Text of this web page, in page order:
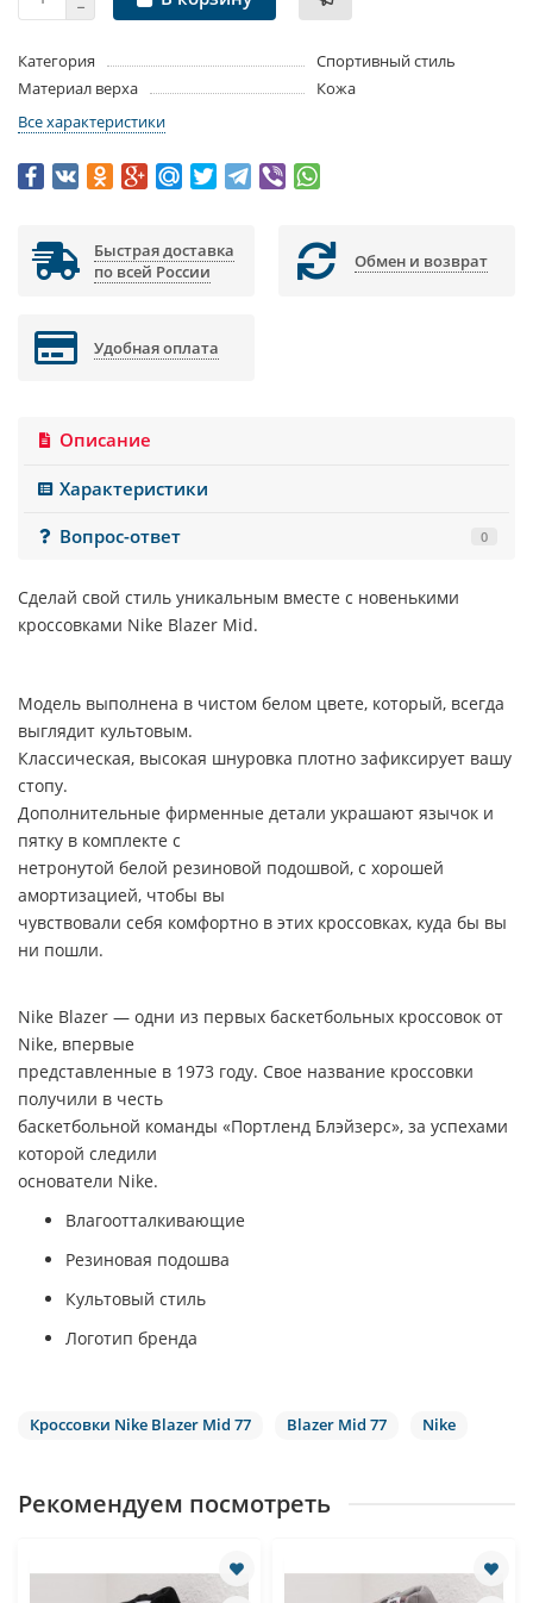
Категория
Спортивный стиль
Материал верха
Кожа
Все характеристики
Быстрая доставка
по всей России
Обмен и возврат
Удобная оплата
Описание
Характеристики
Вопрос-ответ
0
Сделай свой стиль уникальным вместе с новенькими
кроссовками Nike Blazer Mid.
Модель выполнена в чистом белом цвете, который, всегда
выглядит культовым.
Классическая, высокая шнуровка плотно зафиксирует вашу
стопу.
Дополнительные фирменные детали украшают язычок и
пятку в комплекте с
нетронутой белой резиновой подошвой, с хорошей
амортизацией, чтобы вы
чувствовали себя комфортно в этих кроссовках, куда бы вы
ни пошли.
Nike Blazer — одни из первых баскетбольных кроссовок от
Nike, впервые
представленные в 1973 году. Свое название кроссовки
получили в честь
баскетбольной команды «Портленд Блэйзерс», за успехами
которой следили
основатели Nike.
Влагоотталкивающие
Резиновая подошва
Культовый стиль
Логотип бренда
Кроссовки Nike Blazer Mid 77 Blazer Mid 77 Nike
Рекомендуем посмотреть